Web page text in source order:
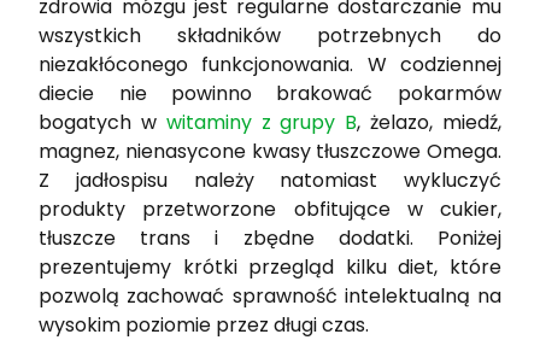
zdrowia mózgu jest regularne dostarczanie mu
wszystkich składników potrzebnych do
niezakłóconego funkcjonowania. W codziennej
diecie nie powinno brakować pokarmów
bogatych w witaminy z grupy B, żelazo, miedź,
magnez, nienasycone kwasy tłuszczowe Omega.
Z jadłospisu należy natomiast wykluczyć
produkty przetworzone obfitujące w cukier,
tłuszcze trans i zbędne dodatki. Poniżej
prezentujemy krótki przegląd kilku diet, które
pozwolą zachować sprawność intelektualną na
wysokim poziomie przez długi czas.